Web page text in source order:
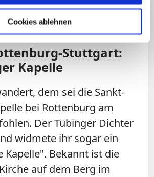
Cookies ablehnen
Wurmlinger Kapelle bei
Kreis Tübingen.
Stuttgart:
Kapelle
dem sei die Sankt-
bei Rottenburg am
Der Tübinger Dichter
widmete ihr sogar ein
Kapelle". Bekannt ist die
auf dem Berg im